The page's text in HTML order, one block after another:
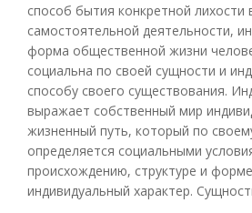
способ бытия конкретной лихости
самостоятельной деятельности,
форма общественной жизни
социальна по своей сущности и
способу своего существования.
выражает собственный мир
жизненный путь, который по
определяется социальными
происхождению, структуре и
индивидуальный характер.